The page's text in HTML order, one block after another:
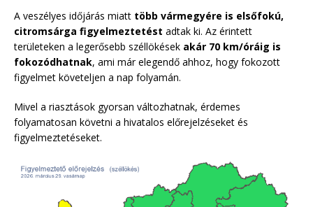
A veszélyes időjárás miatt több vármegyére is elsőfokú,
citromsárga figyelmeztetést adtak ki. Az érintett
területeken a legerősebb széllökések akár 70 km/óráig is
fokozódhatnak, ami már elegendő ahhoz, hogy fokozott
figyelmet követeljen a nap folyamán.
Mivel a riasztások gyorsan változhatnak, érdemes
folyamatosan követni a hivatalos előrejelzéseket és
figyelmeztetéseket.